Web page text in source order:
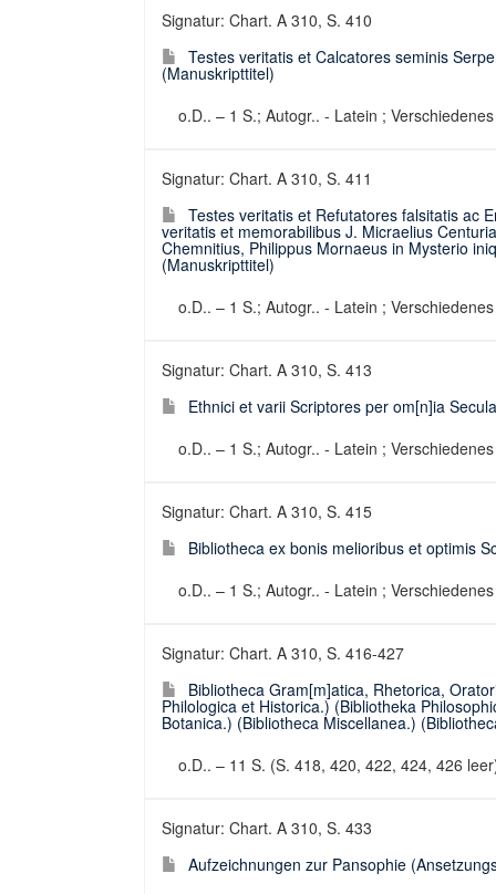
Signatur: Chart. A 310, S. 410
Testes veritatis et Calcatores seminis
(Manuskripttitel)
o.D.. – 1 S.; Autogr.. - Latein ;
Signatur: Chart. A 310, S. 411
Testes veritatis et Refutatores falsitatis ac
veritatis et memorabilibus J. Micraelius
Chemnitius, Philippus Mornaeus in Mysterio
(Manuskripttitel)
o.D.. – 1 S.; Autogr.. - Latein ;
Signatur: Chart. A 310, S. 413
Ethnici et varii Scriptores per om[n]ia
o.D.. – 1 S.; Autogr.. - Latein ;
Signatur: Chart. A 310, S. 415
Bibliotheca ex bonis melioribus et optimis
o.D.. – 1 S.; Autogr.. - Latein ;
Signatur: Chart. A 310, S. 416-427
Bibliotheca Gram[m]atica, Rhetorica,
Philologica et Historica.) (Bibliotheka
Botanica.) (Bibliotheca Miscellanea.)
o.D.. – 11 S. (S. 418, 420, 422, 424, 426
Signatur: Chart. A 310, S. 433
Aufzeichnungen zur Pansophie